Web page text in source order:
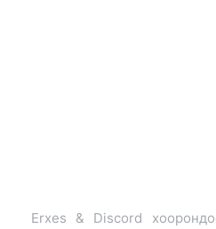
Erxes & Discord